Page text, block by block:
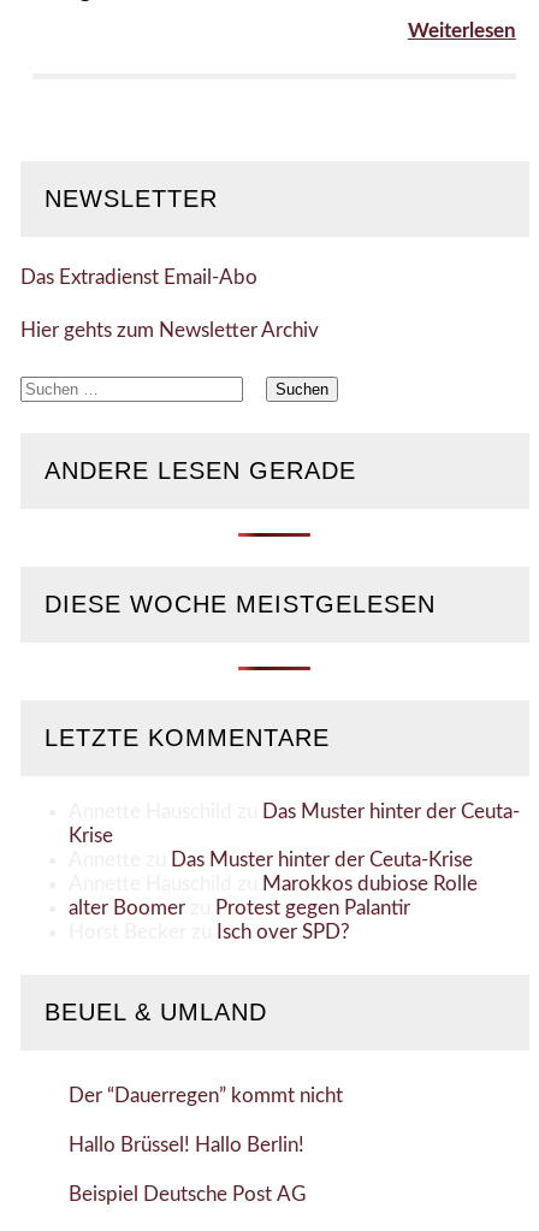
Weiterlesen
NEWSLETTER
Das Extradienst Email-Abo
Hier gehts zum Newsletter Archiv
Suchen
ANDERE LESEN GERADE
DIESE WOCHE MEISTGELESEN
LETZTE KOMMENTARE
Das Muster hinter der Ceuta-
Krise
Das Muster hinter der Ceuta-Krise
Marokkos dubiose Rolle
alter Boomerzu
Protest gegen Palantir
Isch over SPD?
BEUEL & UMLAND
Der “Dauerregen” kommt nicht
Hallo Brüssel! Hallo Berlin!
Beispiel Deutsche Post AG